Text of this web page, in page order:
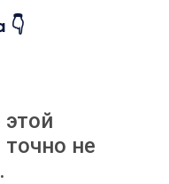
👇
этой
не